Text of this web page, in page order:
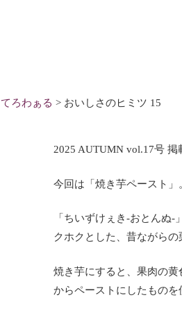
てろわぁる > おいしさのヒミツ 15
2025 AUTUMN vol.17号 掲
今回は「焼き芋ペースト」
「ちいずけぇき-おとんぬ
クホクとした、昔ながらの
焼き芋にすると、果肉の
からペーストにしたものを